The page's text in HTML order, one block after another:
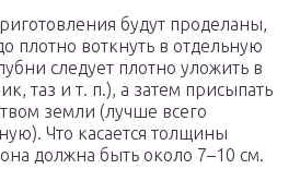
будут проделаны,
плотно воткнуть в отдельную
следует плотно уложить в
таз и т. п.), а затем присыпать
земли (лучше всего
Что касается толщины
должна быть около 7–10 см.